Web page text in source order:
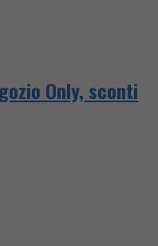
Only, sconti